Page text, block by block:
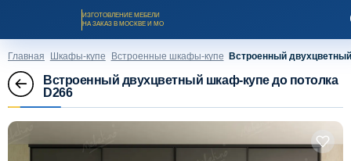
ИЗГОТОВЛЕНИЕ МЕБЕЛИ
НА ЗАКАЗ В МОСКВЕ И МО
Заказать звонок
Главная Шкафы-купе Встроенные шкафы-купе Встроенный
Встроенный двухцветный шкаф-купе до потолка
D266